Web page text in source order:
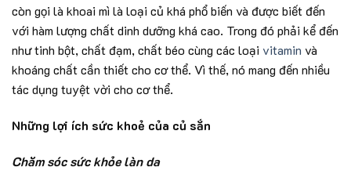
còn gọi là khoai mì là loại củ khá phổ biến và được biết đến
với hàm lượng chất dinh dưỡng khá cao. Trong đó phải kể đến
như tinh bột, chất đạm, chất béo cùng các loại vitamin và
khoáng chất cần thiết cho cơ thể. Vì thế, nó mang đến nhiều
tác dụng tuyệt vời cho cơ thể.
Những lợi ích sức khoẻ của củ sắn
Chăm sóc sức khỏe làn da